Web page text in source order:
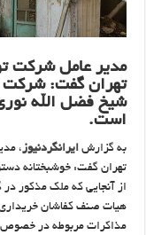
مدیر عامل شرکت
تهران گفت: شرکت
شیخ فضل الله
است.
به گزارشایرانگردنیوز،
تهران گفت: خوشبختانه
از آنجایی که ملک مذکور
هیات صنف کفاشان
مذاکرات مربوطه در خصوص